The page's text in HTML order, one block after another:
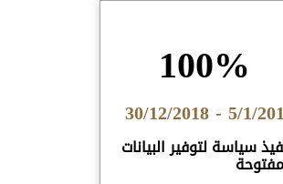
100%
5/1/2017 - 30/
سياسة لتوفير البيانات